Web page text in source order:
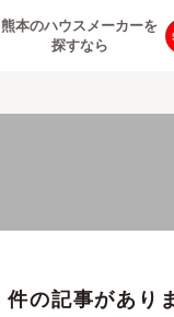
熊本のハウスメーカーを
探すなら
件の記事があり